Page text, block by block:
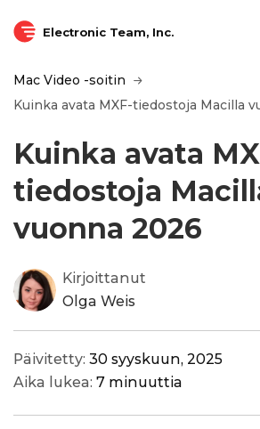
Electronic Team, Inc.
Mac Video -soitin
Kuinka avata MXF-tiedostoja Macilla
Kuinka avata
tiedostoja
vuonna 2026
Kirjoittanut
Olga Weis
Päivitetty: 30 syyskuun, 2025
Aika lukea: 7 minuuttia